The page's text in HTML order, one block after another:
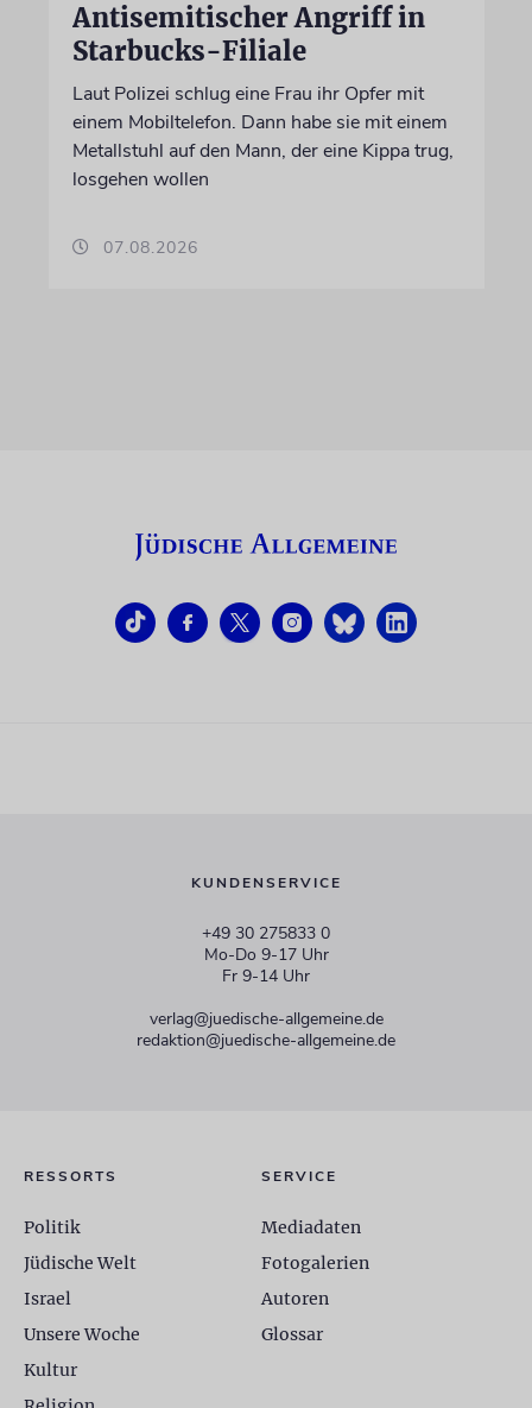
Antisemitischer Angriff in
Starbucks-Filiale
Laut Polizei schlug eine Frau ihr Opfer mit
einem Mobiltelefon. Dann habe sie mit einem
Metallstuhl auf den Mann, der eine Kippa trug,
losgehen wollen
07.08.2026
KUNDENSERVICE
+49 30 275833 0
Mo-Do 9-17 Uhr
Fr 9-14 Uhr
verlag@juedische-allgemeine.de
redaktion@juedische-allgemeine.de
RESSORTS
Politik
Jüdische Welt
Israel
Unsere Woche
Kultur
SERVICE
Mediadaten
Fotogalerien
Autoren
Glossar